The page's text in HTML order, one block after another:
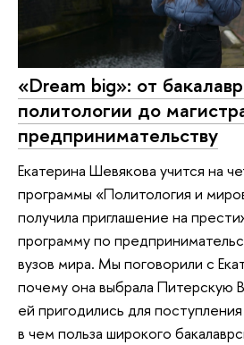
«Dream big»: от
политологии до
предпринимательству
Екатерина Шевякова учится на
программы «Политология и
получила приглашение на
программу по
вузов мира. Мы поговорили с
почему она выбрала Питерскую
ей пригодились для
в чем польза широкого